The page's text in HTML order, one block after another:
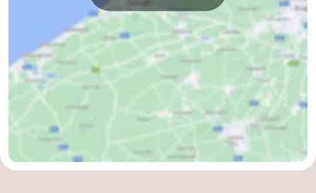
Adressen
Region
Zeeuws-
Vlaanderen
Nieuwvliet
-